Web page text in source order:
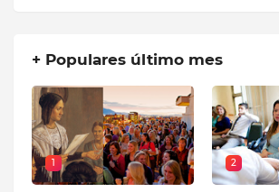
+ Populares último mes
1 2